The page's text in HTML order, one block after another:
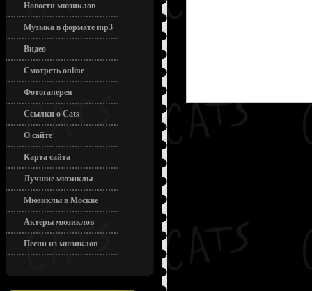
Новости мюзиклов
Музыка в формате mp3
Видео
Смотреть online
Фотогалерея
Ссылки о Cats
О сайте
Карта сайта
Лучшие мюзиклы
Мюзиклы в Москве
Актеры мюзиклов
Песни из мюзиклов